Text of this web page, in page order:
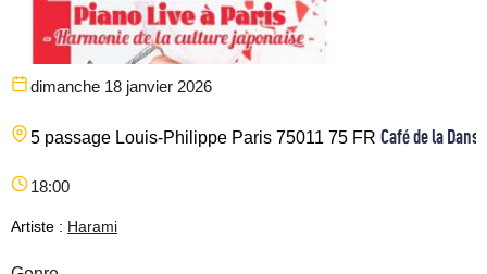
dimanche 18 janvier 2026
5 passage Louis-Philippe Paris 75011 75 FR Café de la Danse
18:00
Artiste : Harami